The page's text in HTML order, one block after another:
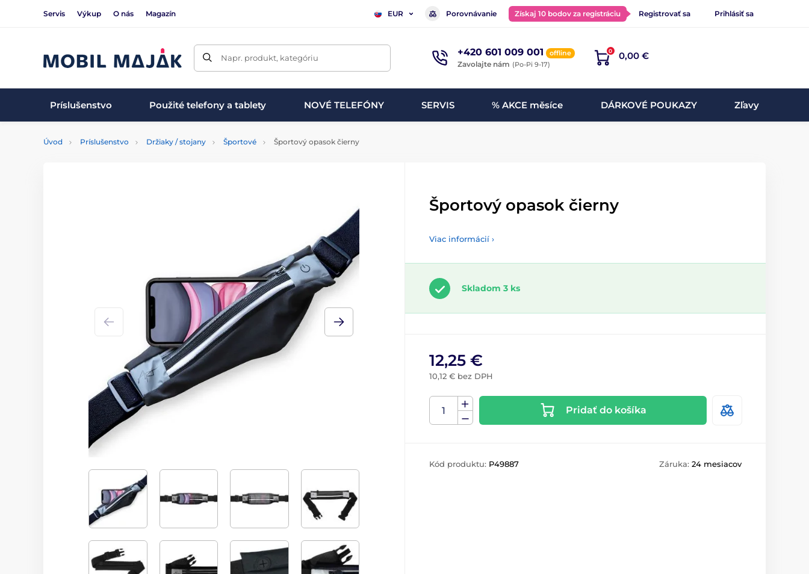
Servis Výkup O nás Magazín EUR Porovnávanie Získaj 10 bodov za registráciu Registrovať sa Prihlásiť sa
Napr. produkt, kategóriu +420 601 009 001 offline
Zavolajte nám (Po-Pi 9-17)
0 0,00 €
Príslušenstvo Použité telefony a tablety NOVÉ TELEFÓNY SERVIS % AKCE měsíce DÁRKOVÉ POUKAZY Zľavy
Úvod Príslušenstvo Držiaky / stojany Športové Športový opasok čierny
Športový opasok čierny
Viac informácií ›
Skladom 3 ks
12,25 €
10,12 € bez DPH
Pridať do košíka
Kód produktu: P49887 Záruka: 24 mesiacov